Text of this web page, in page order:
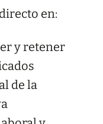
en:
y retener
de la